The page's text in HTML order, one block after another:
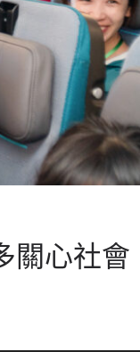
關心社會